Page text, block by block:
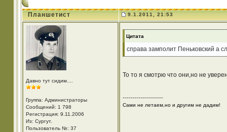
Планшетист 9.1.2011, 21:53
Давно тут сидим....
Группа: Администраторы
Сообщений: 1 798
Регистрация: 9.11.2006
Из: Cургут.
Пользователь №: 37
Цитата
справа замполит Пеньковский а
То то я смотрю что они,но не
--------------------
Сами не летаем,но и другим не дадим!